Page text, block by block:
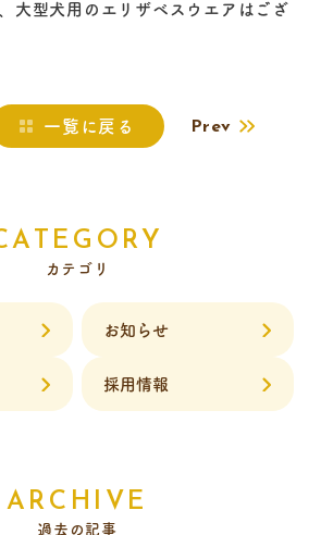
大型犬用のエリザベスウエアはござ
一覧に戻る Prev
カテゴリ
お知らせ
採用情報
ARCHIVE
過去の記事